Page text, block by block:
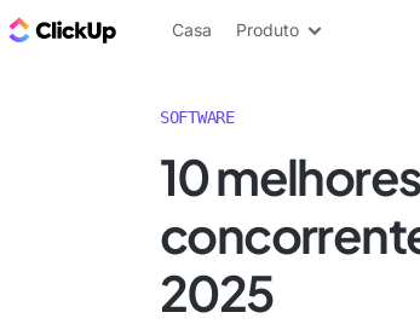
ClickUp Blogue
Casa Produto
SOFTWARE
10
2025